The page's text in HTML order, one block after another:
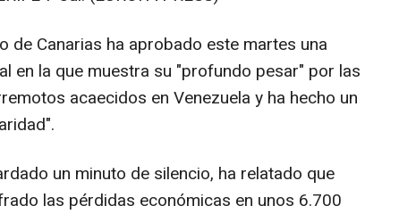
de Canarias ha aprobado este martes una
en la que muestra su "profundo pesar" por las
acaecidos en Venezuela y ha hecho un
un minuto de silencio, ha relatado que
las pérdidas económicas en unos 6.700